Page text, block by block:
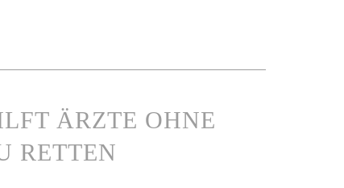
ÄRZTE OHNE
RETTEN